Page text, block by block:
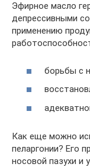
Эфирное масло
депрессивными
применению
борьбы с
Как еще можно
пеларгонии? Его
носовой пазухи и